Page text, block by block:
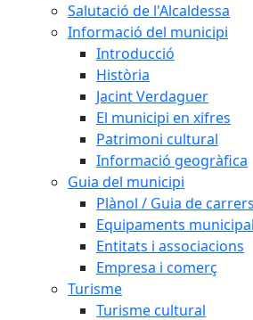
Salutació de l'Alcaldessa
Informació del municipi
Introducció
Història
Jacint Verdaguer
El municipi en xifres
Patrimoni cultural
Informació geogràfica
Guia del municipi
Plànol / Guia de carrers
Equipaments
Entitats i associacions
Empresa i comerç
Turisme
Turisme cultural